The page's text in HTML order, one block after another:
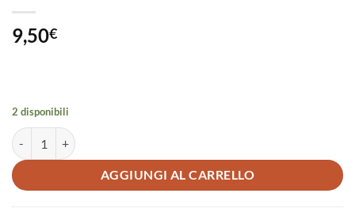
9,50€
2 disponibili
Decoy Twin Pike 3/0 quantità
AGGIUNGI AL CARRELLO